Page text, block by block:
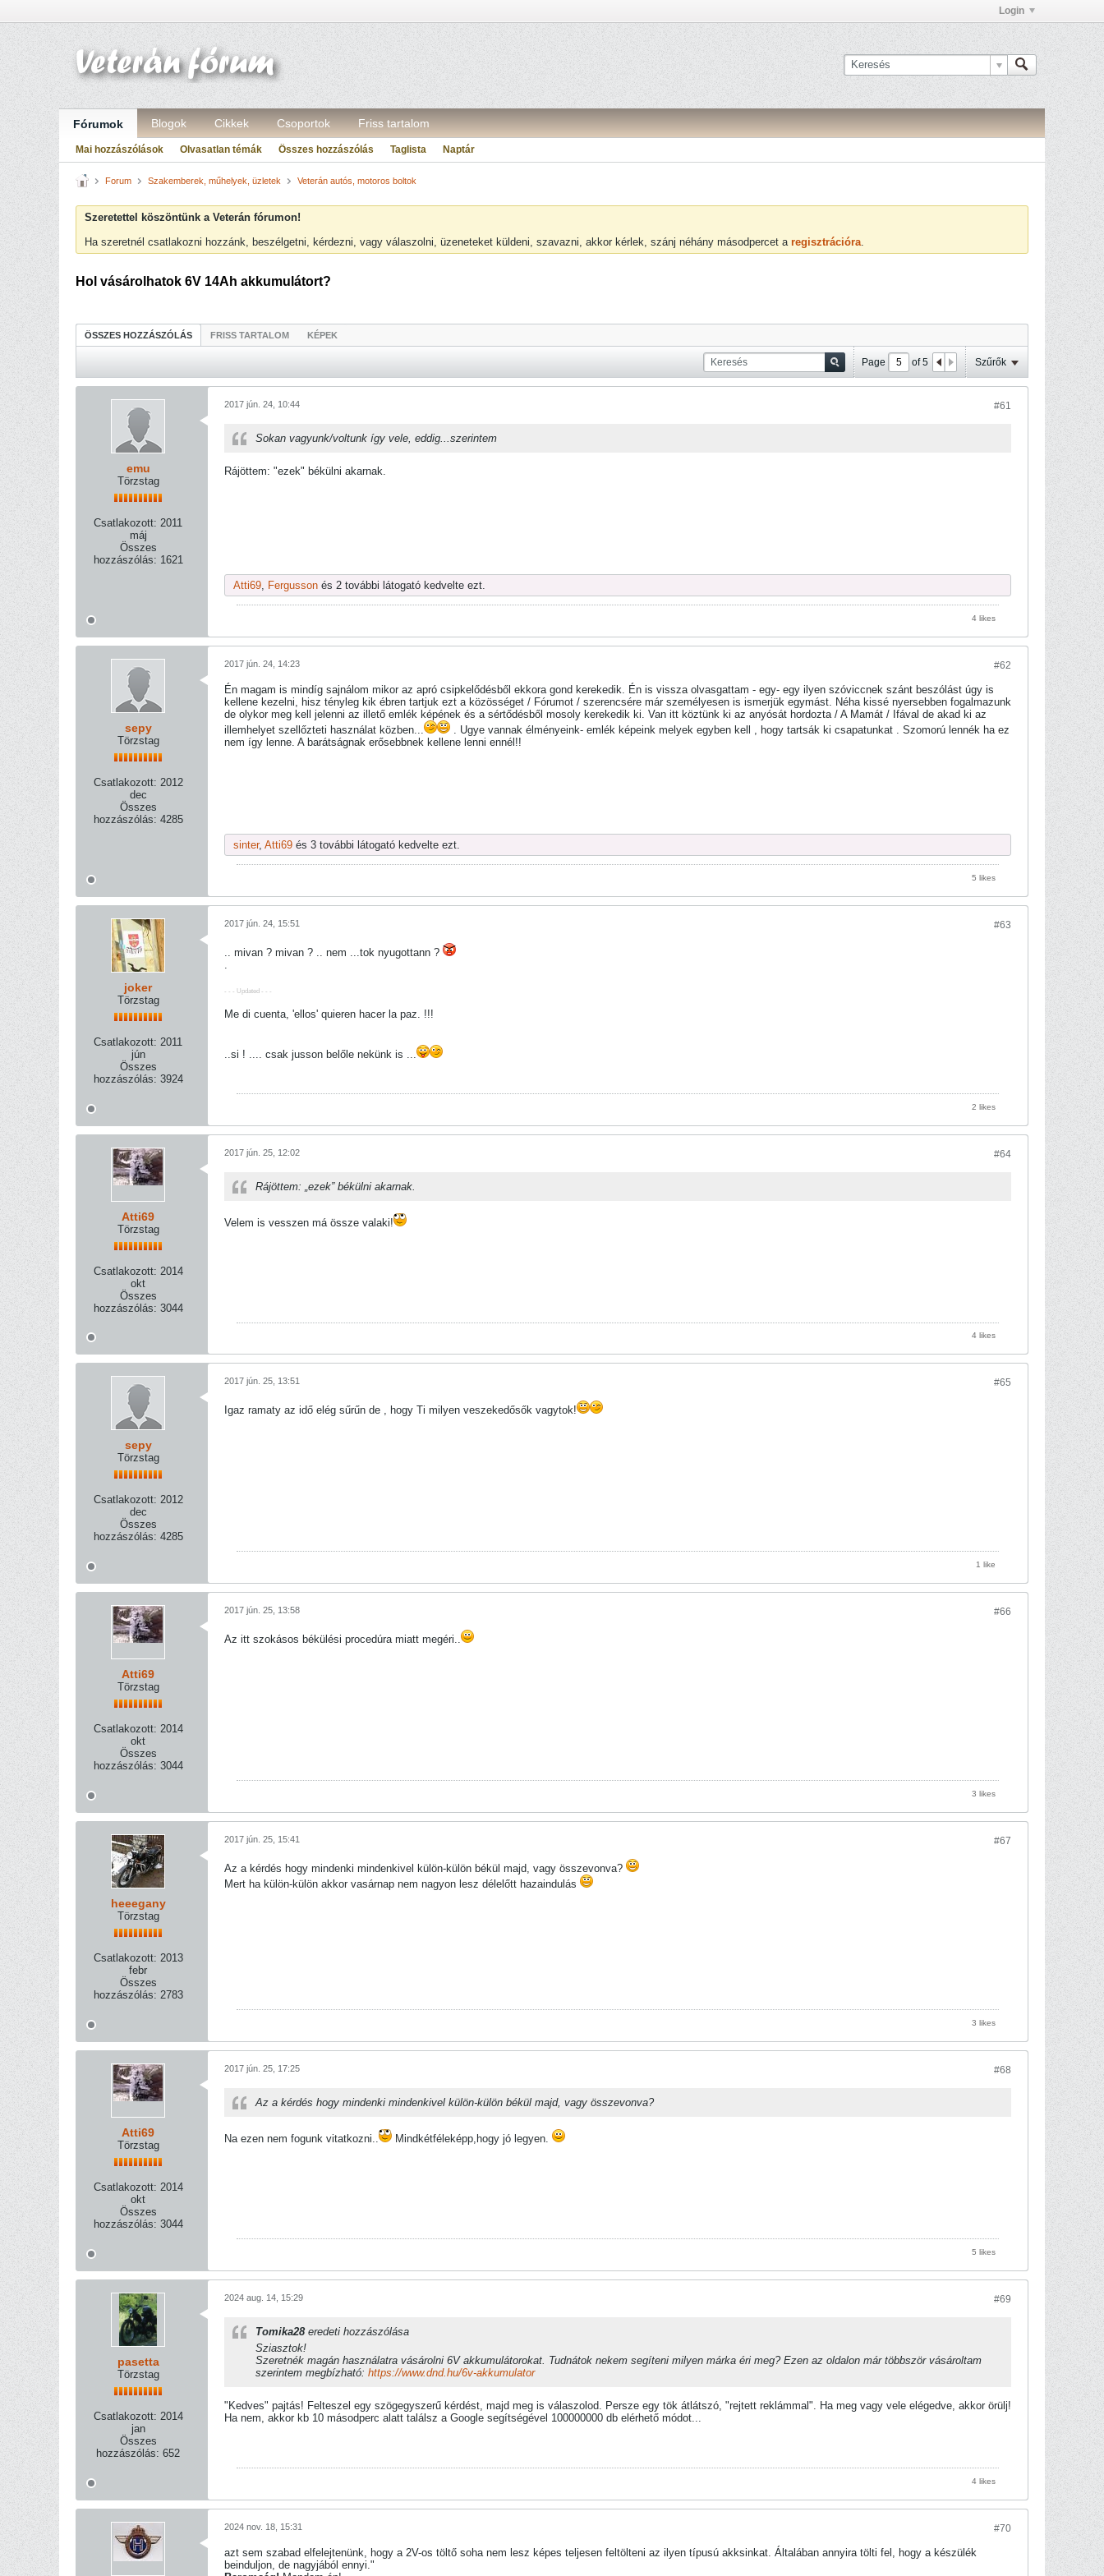
Login
Fórumok Blogok Cikkek Csoportok Friss tartalom
Mai hozzászólások Olvasatlan témák Összes hozzászólás Taglista Naptár
Forum Szakemberek, műhelyek, üzletek Veterán autós, motoros boltok
Szeretettel köszöntünk a Veterán fórumon!
Ha szeretnél csatlakozni hozzánk, beszélgetni, kérdezni, vagy válaszolni, üzeneteket küldeni, szavazni, akkor kérlek, szánj néhány másodpercet a regisztrációra.
Hol vásárolhatok 6V 14Ah akkumulátort?
ÖSSZES HOZZÁSZÓLÁS FRISS TARTALOM KÉPEK
Page of5 Szűrők
emu
Törzstag
Csatlakozott: 2011
máj
Összes
hozzászólás: 1621
#61
2017 jún. 24, 10:44
Sokan vagyunk/voltunk így vele, eddig...szerintem
Rájöttem: "ezek" békülni akarnak.
Atti69, Fergusson és 2 további látogató kedvelte ezt.
4 likes
sepy
Törzstag
Csatlakozott: 2012
dec
Összes
hozzászólás: 4285
#62
2017 jún. 24, 14:23
Én magam is mindíg sajnálom mikor az apró csipkelődésből ekkora gond kerekedik. Én is vissza olvasgattam - egy- egy ilyen szóviccnek szánt beszólást úgy is
kellene kezelni, hisz tényleg kik ébren tartjuk ezt a közösséget / Fórumot / szerencsére már személyesen is ismerjük egymást. Néha kissé nyersebben fogalmazunk
de olykor meg kell jelenni az illető emlék képének és a sértődésből mosoly kerekedik ki. Van itt köztünk ki az anyósát hordozta / A Mamát / Ifával de akad ki az
illemhelyet szellőzteti használat közben...
. Ugye vannak élményeink- emlék képeink melyek egyben kell , hogy tartsák ki csapatunkat . Szomorú lennék ha ez
nem így lenne. A barátságnak erősebbnek kellene lenni ennél!!
sinter, Atti69 és 3 további látogató kedvelte ezt.
5 likes
joker
Törzstag
Csatlakozott: 2011
jún
Összes
hozzászólás: 3924
#63
2017 jún. 24, 15:51
.. mivan ? mivan ? .. nem ...tok nyugottann ?
- - - Updated - - -
Me di cuenta, 'ellos' quieren hacer la paz. !!!
..si ! .... csak jusson belőle nekünk is ...
2 likes
Atti69
Törzstag
Csatlakozott: 2014
okt
Összes
hozzászólás: 3044
#64
2017 jún. 25, 12:02
Rájöttem: „ezek” békülni akarnak.
Velem is vesszen má össze valaki!
4 likes
sepy
Törzstag
Csatlakozott: 2012
dec
Összes
hozzászólás: 4285
#65
2017 jún. 25, 13:51
Igaz ramaty az idő elég sűrűn de , hogy Ti milyen veszekedősők vagytok!
1 like
Atti69
Törzstag
Csatlakozott: 2014
okt
Összes
hozzászólás: 3044
#66
2017 jún. 25, 13:58
Az itt szokásos békülési procedúra miatt megéri..
3 likes
heeegany
Törzstag
Csatlakozott: 2013
febr
Összes
hozzászólás: 2783
#67
2017 jún. 25, 15:41
Az a kérdés hogy mindenki mindenkivel külön-külön békül majd, vagy összevonva?
Mert ha külön-külön akkor vasárnap nem nagyon lesz délelőtt hazaindulás
3 likes
Atti69
Törzstag
Csatlakozott: 2014
okt
Összes
hozzászólás: 3044
#68
2017 jún. 25, 17:25
Az a kérdés hogy mindenki mindenkivel külön-külön békül majd, vagy összevonva?
Na ezen nem fogunk vitatkozni.. Mindkétféleképp,hogy jó legyen.
5 likes
pasetta
Törzstag
Csatlakozott: 2014
jan
Összes
hozzászólás: 652
#69
2024 aug. 14, 15:29
Tomika28 eredeti hozzászólása
Sziasztok!
Szeretnék magán használatra vásárolni 6V akkumulátorokat. Tudnátok nekem segíteni milyen márka éri meg? Ezen az oldalon már többször vásároltam
szerintem megbízható: https://www.dnd.hu/6v-akkumulator
"Kedves" pajtás! Felteszel egy szögegyszerű kérdést, majd meg is válaszolod. Persze egy tök átlátszó, "rejtett reklámmal". Ha meg vagy vele elégedve, akkor örülj!
Ha nem, akkor kb 10 másodperc alatt találsz a Google segítségével 100000000 db elérhető módot...
4 likes
#70
2024 nov. 18, 15:31
azt sem szabad elfelejtenünk, hogy a 2V-os töltő soha nem lesz képes teljesen feltölteni az ilyen típusú akksinkat. Általában annyira tölti fel, hogy a készülék
beinduljon, de nagyjából ennyi."